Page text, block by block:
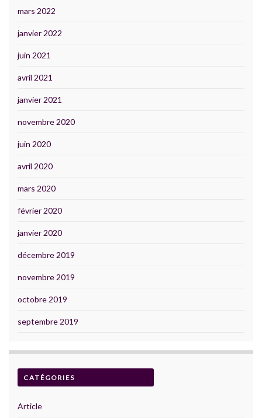
mars 2022
janvier 2022
juin 2021
avril 2021
janvier 2021
novembre 2020
juin 2020
avril 2020
mars 2020
février 2020
janvier 2020
décembre 2019
novembre 2019
octobre 2019
septembre 2019
CATÉGORIES
Article